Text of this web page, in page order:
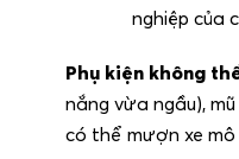
nghiệp của
Phụ kiện không
nắng vừa ngầu),
có thể mượn xe